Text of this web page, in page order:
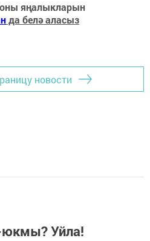
яңалыкларын
да белә аласыз
новости
Уйла!